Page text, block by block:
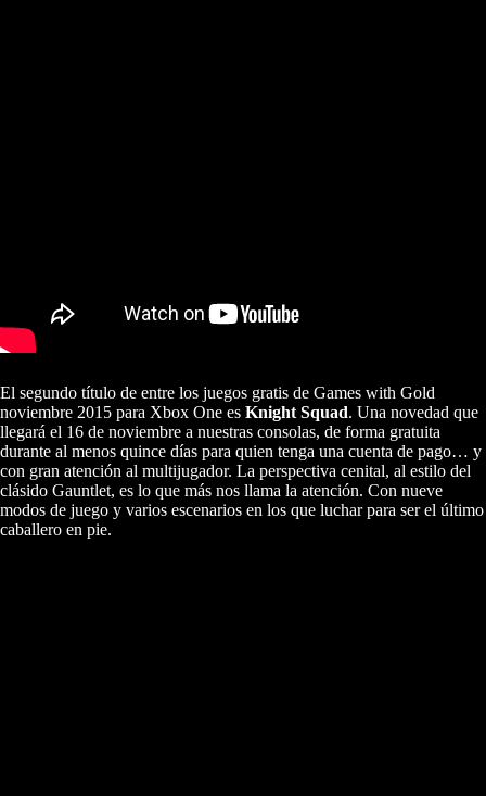
El segundo título de entre los juegos gratis de Games with Gold
noviembre 2015 para Xbox One es Knight Squad. Una novedad que
llegará el 16 de noviembre a nuestras consolas, de forma gratuita
durante al menos quince días para quien tenga una cuenta de pago… y
con gran atención al multijugador. La perspectiva cenital, al estilo del
clásido Gauntlet, es lo que más nos llama la atención. Con nueve
modos de juego y varios escenarios en los que luchar para ser el último
caballero en pie.